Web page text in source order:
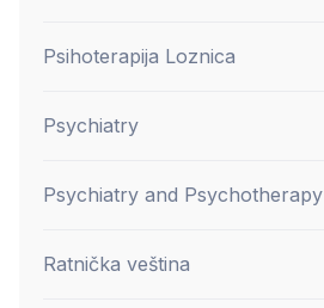
Psihoterapija Loznica
Psychiatry
Psychiatry and Psychotherapy
Ratnička veština